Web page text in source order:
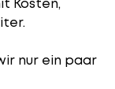
nur ein paar